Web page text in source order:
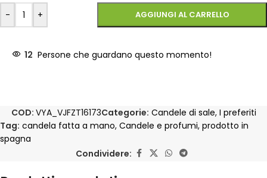
- + AGGIUNGI AL CARRELLO
12 Persone che guardano questo momento!
COD: VYA_VJFZT16173Categorie: Candele di sale, I preferiti
Tag: candela fatta a mano, Candele e profumi, prodotto in
spagna
Condividere: